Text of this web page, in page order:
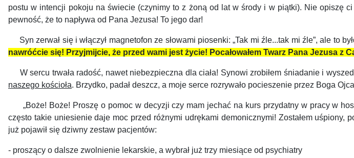
postu w intencji pokoju na świecie (czynimy to z żoną od lat w środy i w piątki). Nie opiszę
pewność, że to napływa od Pana Jezusa! To jego dar!
Syn zerwał się i włączył magnetofon ze słowami piosenki: „Tak mi źle...tak mi źle”, ale to
nawróćcie się! Przyjmijcie, że przed wami jest życie! Pocałowałem Twarz Pana Jezusa z
W sercu trwała radość, nawet niebezpieczna dla ciała! Synowi zrobiłem śniadanie i
naszego kościoła. Brzydko, padał deszcz, a moje serce rozrywało pocieszenie przez Boga
„Boże! Boże! Proszę o pomoc w decyzji czy mam jechać na kurs przydatny w pracy w
często takie uniesienie daje moc przed różnymi udrękami demonicznymi! Zostałem uśpiony,
już pojawił się dziwny zestaw pacjentów:
- proszący o dalsze zwolnienie lekarskie, a wybrał już trzy miesiące od psychiatry